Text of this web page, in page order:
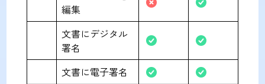
編集
文書にデジタル
署名
文書に電子署名